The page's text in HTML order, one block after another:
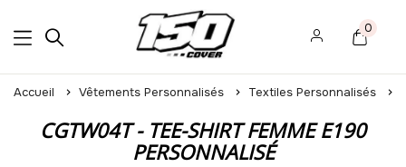
0
Accueil Vêtements Personnalisés Textiles Personnalisés
CGTW04T - TEE-SHIRT FEMME E190
PERSONNALISÉ